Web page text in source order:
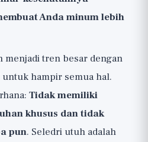
Anda minum lebih
menjadi tren besar dengan
hampir semua hal.
Tidak memiliki
khusus dan tidak
pun. Seledri utuh adalah